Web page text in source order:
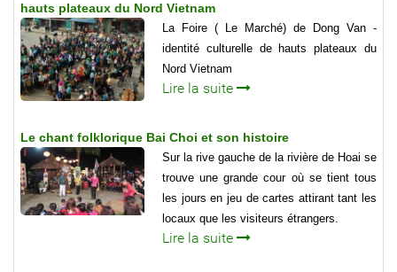
hauts plateaux du Nord Vietnam
La Foire ( Le Marché) de Dong Van -
identité culturelle de hauts plateaux du
Nord Vietnam
Lire la suite
Le chant folklorique Bai Choi et son histoire
Sur la rive gauche de la rivière de Hoai se
trouve une grande cour où se tient tous
les jours en jeu de cartes attirant tant les
locaux que les visiteurs étrangers.
Lire la suite